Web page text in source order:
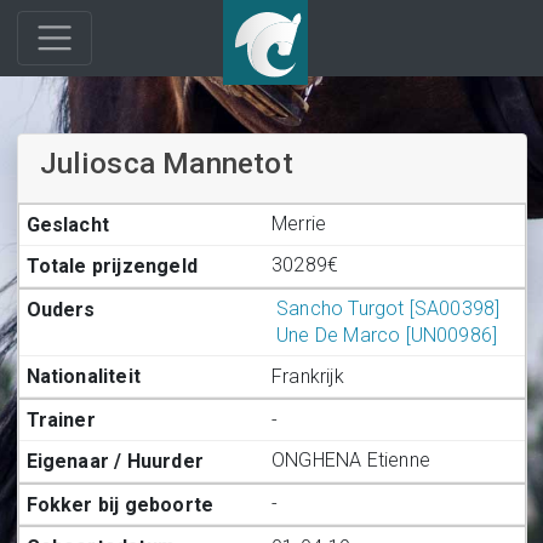
Juliosca Mannetot
Merrie
30289€
Sancho Turgot [SA00398]
Une De Marco [UN00986]
Frankrijk
-
ONGHENA Etienne
-